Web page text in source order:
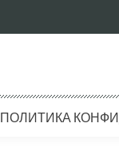
ПОЛИТИКА